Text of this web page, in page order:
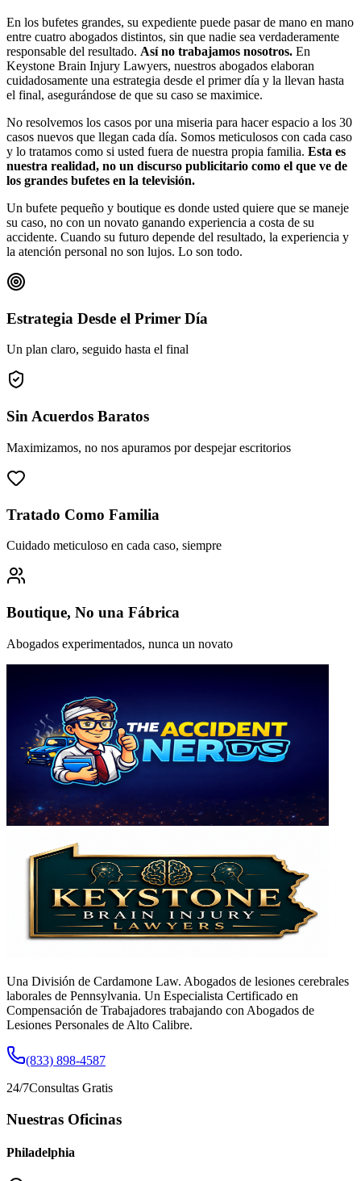
En los bufetes grandes, su expediente puede pasar de mano en mano
entre cuatro abogados distintos, sin que nadie sea verdaderamente
responsable del resultado. Así no trabajamos nosotros. En
Keystone Brain Injury Lawyers, nuestros abogados elaboran
cuidadosamente una estrategia desde el primer día y la llevan hasta
el final, asegurándose de que su caso se maximice.
No resolvemos los casos por una miseria para hacer espacio a los 30
casos nuevos que llegan cada día. Somos meticulosos con cada caso
y lo tratamos como si usted fuera de nuestra propia familia. Esta es
nuestra realidad, no un discurso publicitario como el que ve de
los grandes bufetes en la televisión.
Un bufete pequeño y boutique es donde usted quiere que se maneje
su caso, no con un novato ganando experiencia a costa de su
accidente. Cuando su futuro depende del resultado, la experiencia y
la atención personal no son lujos. Lo son todo.
Estrategia Desde el Primer Día
Un plan claro, seguido hasta el final
Sin Acuerdos Baratos
Maximizamos, no nos apuramos por despejar escritorios
Tratado Como Familia
Cuidado meticuloso en cada caso, siempre
Boutique, No una Fábrica
Abogados experimentados, nunca un novato
Una División de Cardamone Law. Abogados de lesiones cerebrales
laborales de Pennsylvania. Un Especialista Certificado en
Compensación de Trabajadores trabajando con Abogados de
Lesiones Personales de Alto Calibre.
(833) 898-4587
24/7Consultas Gratis
Nuestras Oficinas
Philadelphia